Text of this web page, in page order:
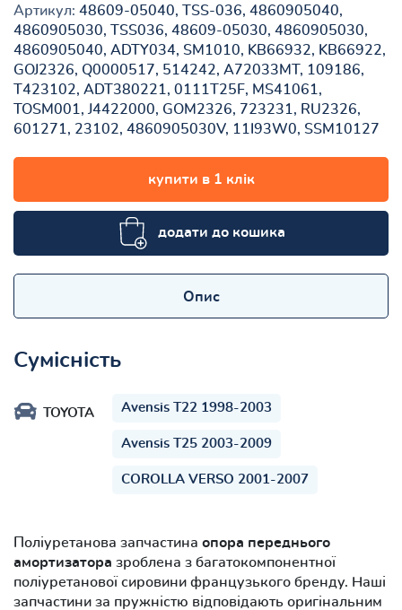
Артикул: 48609-05040, TSS-036, 4860905040,
4860905030, TSS036, 48609-05030, 4860905030,
4860905040, ADTY034, SM1010, KB66932, KB66922,
GOJ2326, Q0000517, 514242, A72033MT, 109186,
T423102, ADT380221, 0111T25F, MS41061,
TOSM001, J4422000, GOM2326, 723231, RU2326,
601271, 23102, 4860905030V, 11I93W0, SSM10127
купити в 1 клік
додати до кошика
Опис
Сумісність
TOYOTA Avensis T22 1998-2003
Avensis T25 2003-2009
COROLLA VERSO 2001-2007
Поліуретанова запчастина опора переднього
амортизатора зроблена з багатокомпонентної
поліуретанової сировини французького бренду. Наші
запчастини за пружністю відповідають оригінальним